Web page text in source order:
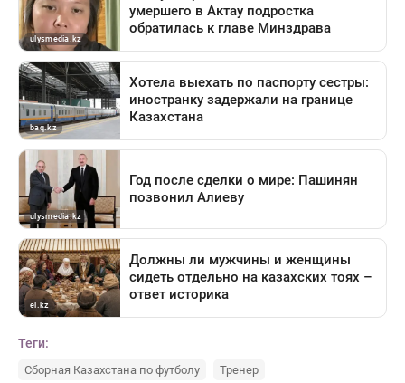
Теги:
Сборная Казахстана по футболу Тренер